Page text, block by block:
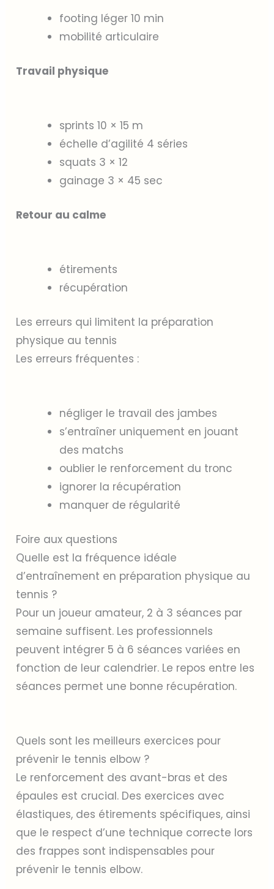
footing léger 10 min
mobilité articulaire
Travail physique
sprints 10 × 15 m
échelle d’agilité 4 séries
squats 3 × 12
gainage 3 × 45 sec
Retour au calme
étirements
récupération
Les erreurs qui limitent la préparation
physique au tennis
Les erreurs fréquentes :
négliger le travail des jambes
s’entraîner uniquement en jouant
des matchs
oublier le renforcement du tronc
ignorer la récupération
manquer de régularité
Foire aux questions
Quelle est la fréquence idéale
d’entraînement en préparation physique au
tennis ?
Pour un joueur amateur, 2 à 3 séances par
semaine suffisent. Les professionnels
peuvent intégrer 5 à 6 séances variées en
fonction de leur calendrier. Le repos entre les
séances permet une bonne récupération.
Quels sont les meilleurs exercices pour
prévenir le tennis elbow ?
Le renforcement des avant-bras et des
épaules est crucial. Des exercices avec
élastiques, des étirements spécifiques, ainsi
que le respect d’une technique correcte lors
des frappes sont indispensables pour
prévenir le tennis elbow.